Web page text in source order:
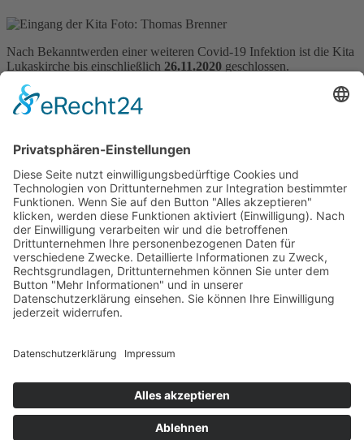
Foto: Thomas Brenner
Nach Bekanntwerden einer weiteren Covid-19 Infektion ist die Kita
Lukaskirche bis einschließlich 26.11.2020 geschlossen.
getesteten Person in der Einrichtung aufhielten wurde die häusliche
Quarantäne durch das Gesundheitsamt Rhein – Pfalz – Kreis
Die Familien wurden über die Schließung durch Kitamitarbeitende
informiert.
Zurück
Kitas
Übersicht
Über uns
Struktur
Team
Kita-Gespräche
Ausbildung
Aktuelles